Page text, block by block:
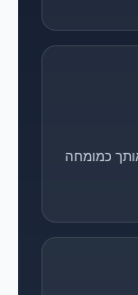
כמומחה